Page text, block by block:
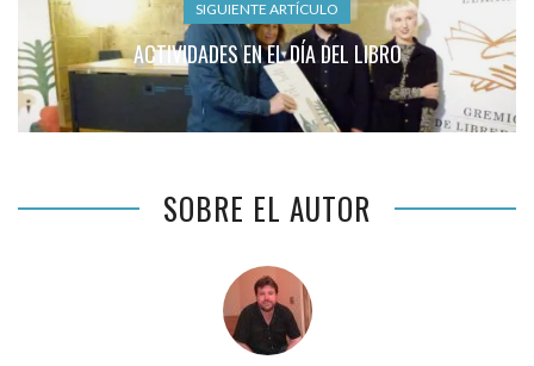
SIGUIENTE ARTÍCULO
ACTIVIDADES EN EL DÍA DEL LIBRO
SOBRE EL AUTOR